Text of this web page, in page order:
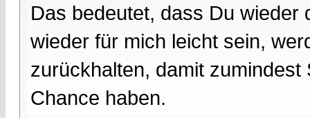
Das bedeutet, dass Du wieder
wieder für mich leicht sein,
zurückhalten, damit
Chance haben.